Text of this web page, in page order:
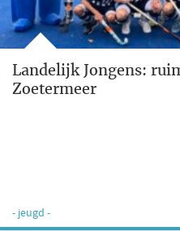
Landelijk Jongens:
Zoetermeer
- jeugd -